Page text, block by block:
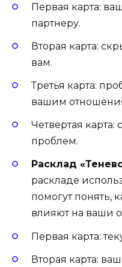
Первая карта:
партнеру.
Вторая карта:
вам.
Третья карта:
вашим
Четвертая
проблем.
Расклад
раскладе
помогут понять,
влияют на ваши
Первая карта:
Вторая карта: